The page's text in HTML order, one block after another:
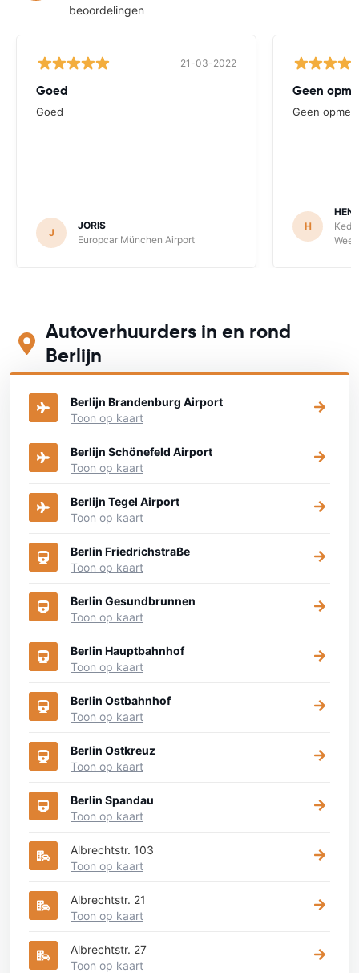
beoordelingen
21-03-2022
Goed
Goed
J
JORIS
Europcar München Airport
Geen
Geen
H
Autoverhuurders in en rond
Berlijn
Bekijk op onderstaande kaart waar je een auto kunt huren
Berlijn Brandenburg Airport
Toon op kaart
Berlijn Schönefeld Airport
Toon op kaart
Berlijn Tegel Airport
Toon op kaart
Berlin Friedrichstraße
Toon op kaart
Berlin Gesundbrunnen
Toon op kaart
Berlin Hauptbahnhof
Toon op kaart
Berlin Ostbahnhof
Toon op kaart
Berlin Ostkreuz
Toon op kaart
Berlin Spandau
Toon op kaart
Albrechtstr. 103
Toon op kaart
Albrechtstr. 21
Toon op kaart
Albrechtstr. 27
Toon op kaart